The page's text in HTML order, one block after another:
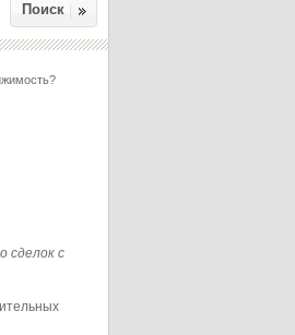
Поиск
сделок с